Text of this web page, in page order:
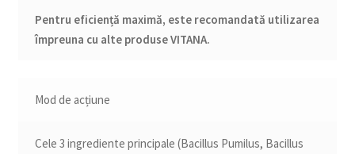
Pentru eficiență maximă, este recomandată utilizarea
împreuna cu alte produse VITANA.
Mod de acțiune
Cele 3 ingrediente principale (Bacillus Pumilus, Bacillus